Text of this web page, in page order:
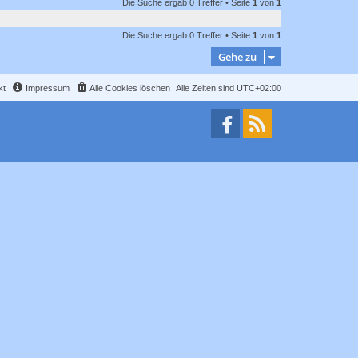
Die Suche ergab 0 Treffer • Seite 1 von 1
Die Suche ergab 0 Treffer • Seite 1 von 1
Gehe zu
Alle Zeiten sind UTC+02:00
Alle Cookies löschen
Impressum